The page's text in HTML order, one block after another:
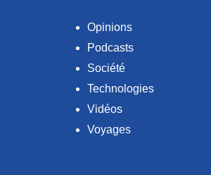
Opinions
Podcasts
Société
Technologies
Vidéos
Voyages